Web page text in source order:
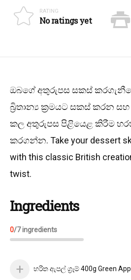
RATING
No ratings yet
ඔබගේ අතුරුපස සකස්
බ්‍රිතාන්‍ය ක්‍රමයට සකස් කරන
කල අතුරුපස පිළියෙළ කිරීම
කරගන්න. Take your dessert
with this classic British
twist.
Ingredients
0/7ingredients
හරිත ඇපල් ග්‍රෑම් 400g Green